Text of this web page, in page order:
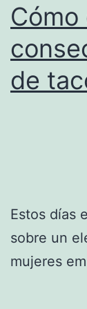
de
Estos días
sobre un
mujeres